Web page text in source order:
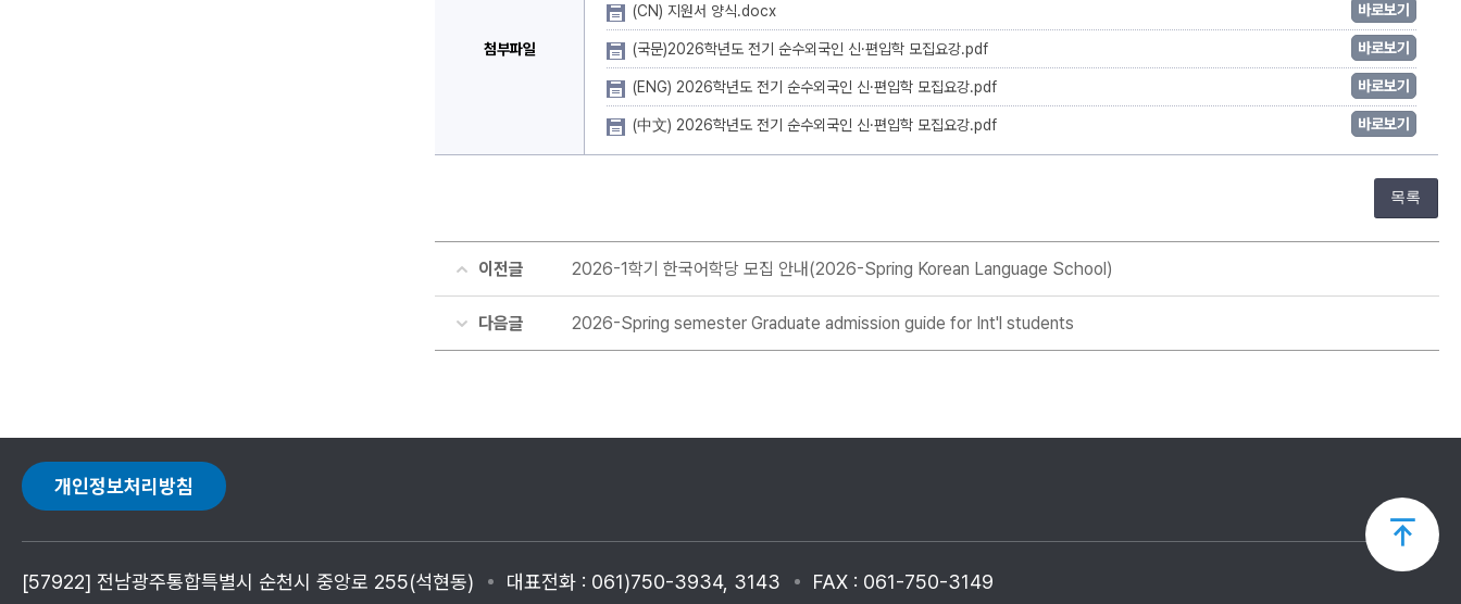
첨부파일
(CN) 지원서 양식.docx 바로보기
(국문)2026학년도 전기 순수외국인 신·편입학 모집요강.pdf 바로보기
(ENG) 2026학년도 전기 순수외국인 신·편입학 모집요강.pdf 바로보기
(中文) 2026학년도 전기 순수외국인 신·편입학 모집요강.pdf 바로보기
목록
이전글 2026-1학기 한국어학당 모집 안내(2026-Spring Korean Language School)
다음글 2026-Spring semester Graduate admission guide for Int'l students
개인정보처리방침
[57922] 전남광주통합특별시 순천시 중앙로 255(석현동) 대표전화 : 061)750-3934, 3143 FAX : 061-750-3149
상